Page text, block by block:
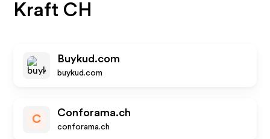
Kraft CH
Buykud.com
buykud.com
C
Conforama.ch
conforama.ch